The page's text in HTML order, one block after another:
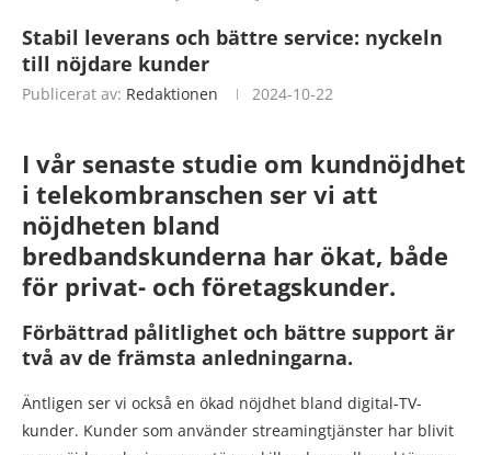
Stabil leverans och bättre service: nyckeln
till nöjdare kunder
Publicerat av: Redaktionen 2024-10-22
I vår senaste studie om kundnöjdhet
i telekombranschen ser vi att
nöjdheten bland
bredbandskunderna har ökat, både
för privat- och företagskunder.
Förbättrad pålitlighet och bättre support är
två av de främsta anledningarna.
Äntligen ser vi också en ökad nöjdhet bland digital-TV-
kunder. Kunder som använder streamingtjänster har blivit